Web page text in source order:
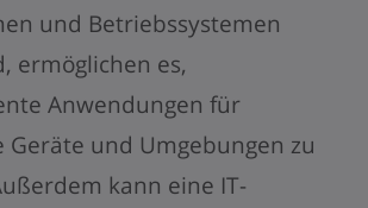
und Betriebssystemen
ermöglichen es,
Anwendungen für
Geräte und Umgebungen zu
kann eine IT-